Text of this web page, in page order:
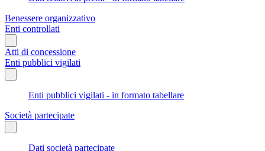
Benessere organizzativo
Enti controllati
Atti di concessione
Enti pubblici vigilati
Enti pubblici vigilati - in formato tabellare
Società partecipate
Dati società partecipate